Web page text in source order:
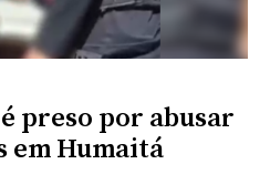
preso por abusar
em Humaitá